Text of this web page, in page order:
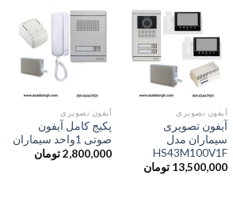
آیفون تصویری
آیفون تصویری
سیماران مدل
HS43M100V1F
13,500,000 تومان
آیفون تصویری
پکیج کامل آیفون
صوتی 1واحد سیماران
2,800,000 تومان